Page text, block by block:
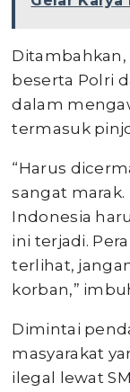
Ditambahkan,
beserta Polri
dalam
termasuk
“Harus
sangat marak.
Indonesia
ini terjadi.
terlihat,
korban,”
Dimintai
masyarakat
ilegal lewat